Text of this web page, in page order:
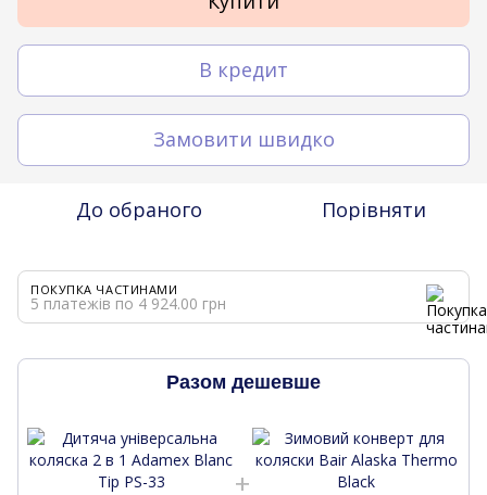
В кредит
Замовити швидко
До обраного Порівняти
ПОКУПКА ЧАСТИНАМИ
5 платежів по 4 924.00 грн
Разом дешевше